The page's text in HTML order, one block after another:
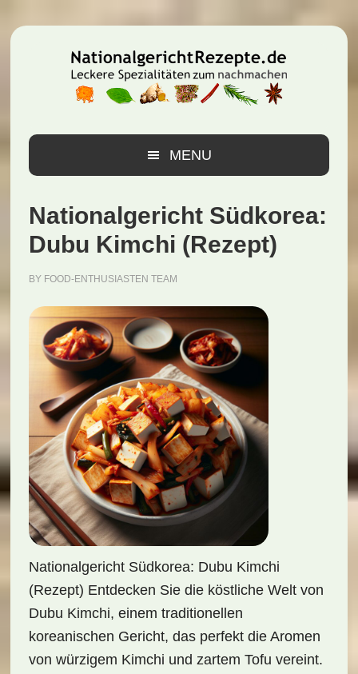
Hauptnavigation
Inhalt
Seitenspalte
MENU
Nationalgericht Südkorea:
Dubu Kimchi (Rezept)
BY FOOD-ENTHUSIASTEN TEAM
Nationalgericht Südkorea: Dubu Kimchi
(Rezept) Entdecken Sie die köstliche Welt von
Dubu Kimchi, einem traditionellen
koreanischen Gericht, das perfekt die Aromen
von würzigem Kimchi und zartem Tofu vereint.